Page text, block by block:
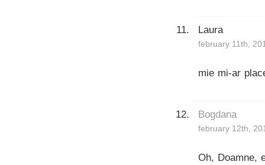
Laura
february 11th,
mie mi-ar
Bogdana
february 12th,
Oh, Doamne,